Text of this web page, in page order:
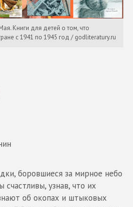
Книги для детей о том, что
с 1941 по 1945 год / godliteratury.ru
боровшиеся за мирное небо
счастливы, узнав, что их
об окопах и штыковых